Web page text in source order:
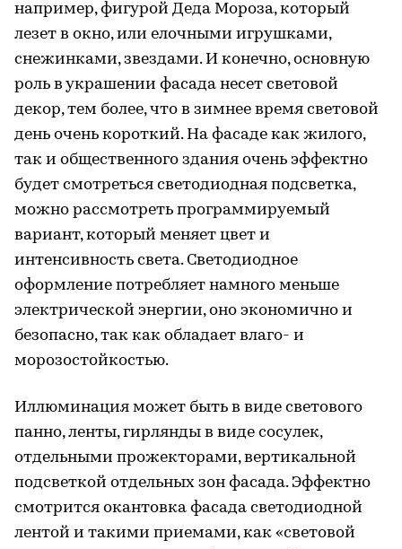
например, фигурой Деда Мороза, который
лезет в окно, или елочными игрушками,
снежинками, звездами. И конечно, основную
роль в украшении фасада несет световой
декор, тем более, что в зимнее время световой
день очень короткий. На фасаде как жилого,
так и общественного здания очень эффектно
будет смотреться светодиодная подсветка,
можно рассмотреть программируемый
вариант, который меняет цвет и
интенсивность света. Светодиодное
оформление потребляет намного меньше
электрической энергии, оно экономично и
безопасно, так как обладает влаго- и
морозостойкостью.
Иллюминация может быть в виде светового
панно, ленты, гирлянды в виде сосулек,
отдельными прожекторами, вертикальной
подсветкой отдельных зон фасада. Эффектно
смотрится окантовка фасада светодиодной
лентой и такими приемами, как «световой